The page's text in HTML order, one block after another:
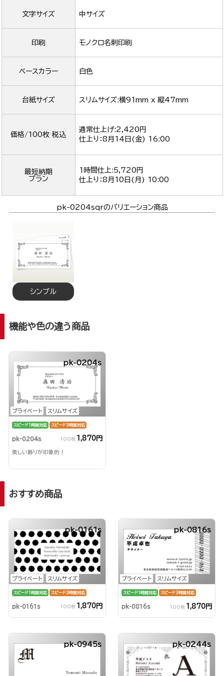
文字サイズ 中サイズ
印刷 モノクロ名刺印刷
ベースカラー 白色
台紙サイズ スリムサイズ:横91mm x 縦47mm
価格/100枚 税込
通常仕上げ:2,420円
仕上り：8月14日(金) 16:00
最短納期
プラン
1時間仕上:5,720円
仕上り：8月10日(月) 10:00
pk-0204sqrのバリエーション商品
シンプル
機能や色の違う商品
プライベート スリムサイズ
pk-0204s
スピード1時間対応 スピード3時間対応
pk-0204s 100枚 1,870円
美しい飾りが印象的！
おすすめ商品
プライベート スリムサイズ
pk-0161s
スピード1時間対応 スピード3時間対応
pk-0161s 100枚 1,870円
プライベート スリムサイズ
pk-0816s
スピード1時間対応 スピード3時間対応
pk-0816s 100枚 1,870円
pk-0945s pk-0244s